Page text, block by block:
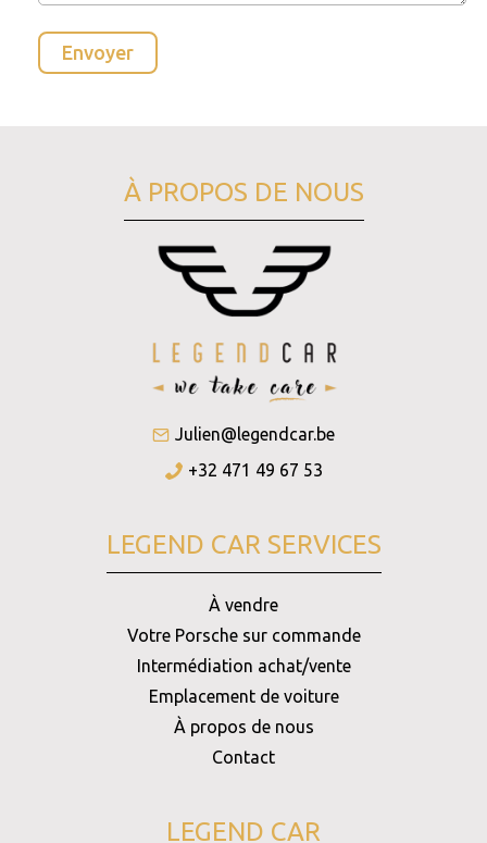
À PROPOS DE NOUS
Julien@legendcar.be
+32 471 49 67 53
LEGEND CAR SERVICES
À vendre
Votre Porsche sur commande
Intermédiation achat/vente
Emplacement de voiture
À propos de nous
Contact
LEGEND CAR